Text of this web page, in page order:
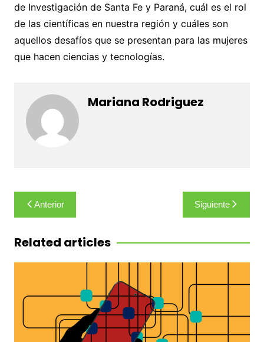
de Investigación de Santa Fe y Paraná, cuál es el rol
de las científicas en nuestra región y cuáles son
aquellos desafíos que se presentan para las mujeres
que hacen ciencias y tecnologías.
Mariana Rodriguez
Navegación
de
entradas
Anterior Siguiente
Related articles